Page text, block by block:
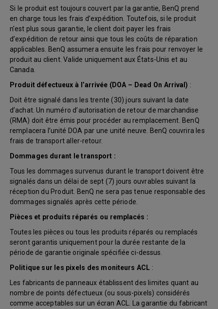
Si le produit est toujours couvert par la garantie, BenQ prend
en charge tous les frais d’expédition. Toutefois, si le produit
n’est plus sous garantie, le client doit payer les frais
d’expédition de retour ainsi que tous les coûts de réparation
applicables. BenQ assumera ensuite les frais pour renvoyer le
produit au client. Valide uniquement aux États-Unis et au
Canada.
Produit défectueux à l’arrivée (DOA – Dead On Arrival) :
Doit être signalé dans les trente (30) jours suivant la date
d’achat. Un numéro d’autorisation de retour de marchandise
(RMA) doit être émis pour procéder au remplacement. BenQ
remplacera l’unité DOA par une unité neuve. BenQ couvrira les
frais de transport aller-retour.
Dommages durant le transport :
Tous les dommages survenus durant le transport doivent être
signalés dans un délai de sept (7) jours ouvrables suivant la
réception du Produit. BenQ ne sera pas tenue responsable des
dommages signalés après cette période.
Pièces et produits réparés ou remplacés :
Toutes les pièces ou tous les produits réparés ou remplacés
seront garantis uniquement pour la durée restante de la
période de garantie originale spécifiée ci-dessus.
Politique sur les pixels des moniteurs ACL :
Les fabricants de panneaux établissent des limites quant au
nombre de points défectueux (ou sous-pixels) considérés
comme acceptables sur un écran ACL. La garantie du fabricant